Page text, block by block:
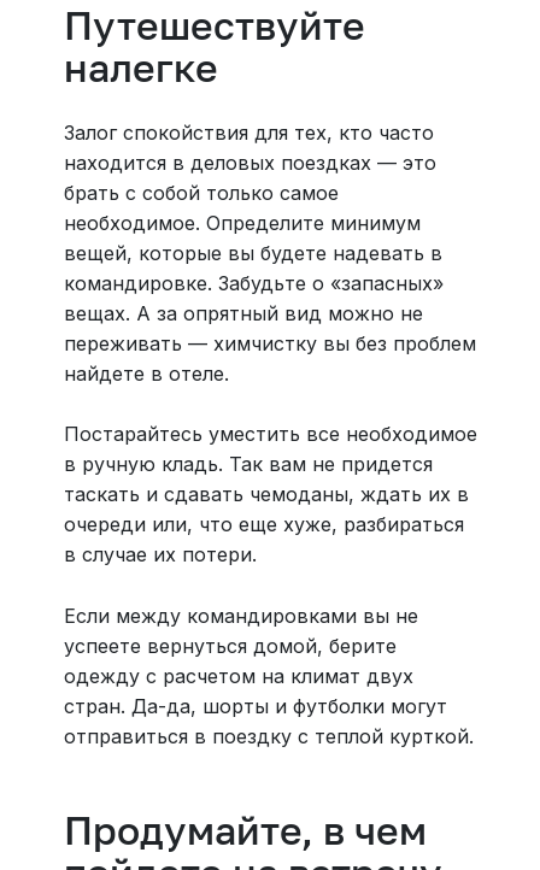
Путешествуйте
налегке
Залог спокойствия для тех, кто часто
находится в деловых поездках — это
брать с собой только самое
необходимое. Определите минимум
вещей, которые вы будете надевать в
командировке. Забудьте о «запасных»
вещах. А за опрятный вид можно не
переживать — химчистку вы без проблем
найдете в отеле.
Постарайтесь уместить все необходимое
в ручную кладь. Так вам не придется
таскать и сдавать чемоданы, ждать их в
очереди или, что еще хуже, разбираться
в случае их потери.
Если между командировками вы не
успеете вернуться домой, берите
одежду с расчетом на климат двух
стран. Да-да, шорты и футболки могут
отправиться в поездку с теплой курткой.
Продумайте, в чем